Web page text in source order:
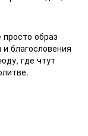
образ
благословения
где чтут